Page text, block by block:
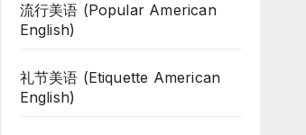
流行美语 (Popular American
English)
礼节美语 (Etiquette American
English)